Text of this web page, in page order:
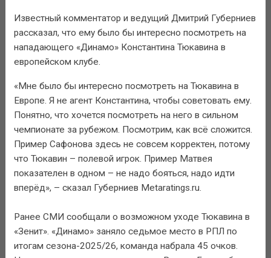
Известный комментатор и ведущий Дмитрий Губерниев
рассказал, что ему было бы интересно посмотреть на
нападающего «Динамо» Константина Тюкавина в
европейском клубе.
«Мне было бы интересно посмотреть на Тюкавина в
Европе. Я не агент Константина, чтобы советовать ему.
Понятно, что хочется посмотреть на него в сильном
чемпионате за рубежом. Посмотрим, как всё сложится.
Пример Сафонова здесь не совсем корректен, потому
что Тюкавин – полевой игрок. Пример Матвея
показателен в одном – не надо бояться, надо идти
вперёд», – сказал Губерниев Metaratings.ru.
Ранее СМИ сообщали о возможном уходе Тюкавина в
«Зенит». «Динамо» заняло седьмое место в РПЛ по
итогам сезона-2025/26, команда набрала 45 очков.